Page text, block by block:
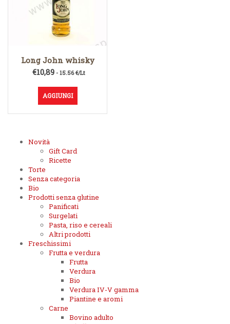
Long John whisky
€10,89 - 15.56 €/Lt
AGGIUNGI
Novità
Gift Card
Ricette
Torte
Senza categoria
Bio
Prodotti senza glutine
Panificati
Surgelati
Pasta, riso e cereali
Altri prodotti
Freschissimi
Frutta e verdura
Frutta
Verdura
Bio
Verdura IV-V gamma
Piantine e aromi
Carne
Bovino adulto